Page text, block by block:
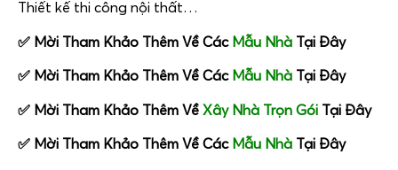
Thiết kế thi công nội thất…
✅ Mời Tham Khảo Thêm Về Các Mẫu Nhà Tại Đây
✅ Mời Tham Khảo Thêm Về Các Mẫu Nhà Tại Đây
✅ Mời Tham Khảo Thêm Về Xây Nhà Trọn Gói Tại Đây
✅ Mời Tham Khảo Thêm Về Các Mẫu Nhà Tại Đây